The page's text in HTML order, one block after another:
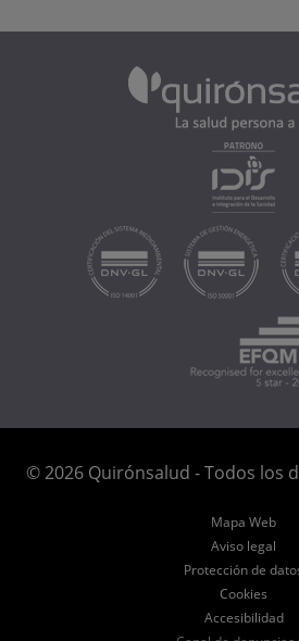
© 2026 Quirónsalud - Todos los
Mapa Web
Aviso legal
Protección de
Cookies
Accesibilidad